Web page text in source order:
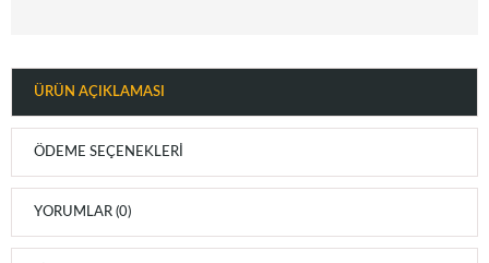
ÜRÜN AÇIKLAMASI
ÖDEME SEÇENEKLERI
YORUMLAR (0)